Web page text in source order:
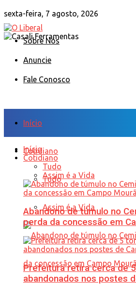
sexta-feira, 7 agosto, 2026
Sobre Nós
Anuncie
Fale Conosco
Início
Cotidiano
Tudo
Assim é a Vida
Início
Cotidiano
Tudo
Assim é a Vida
Abandono de túmulo no
perda da concessão em
Prefeitura retira cerca de
abandonados nos postes